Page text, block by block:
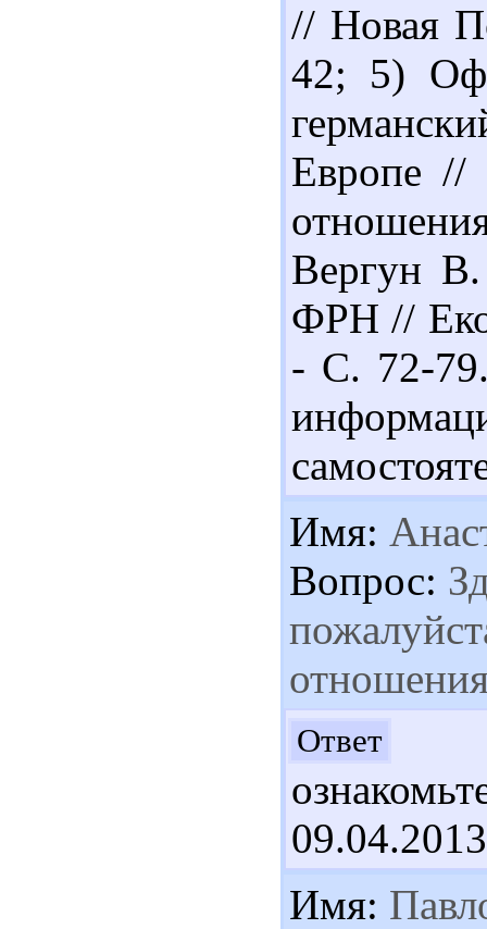
// Новая
42; 5)
Европе //
Вергун В.
ФРН //
- С. 72-
Имя:
Вопрос:
Ответ
Имя: